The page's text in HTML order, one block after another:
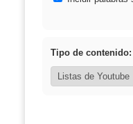
Tipo de contenido: